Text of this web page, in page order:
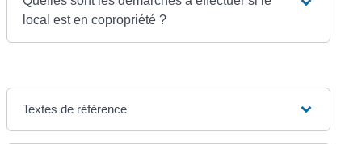
local est en copropriété ?
Textes de référence